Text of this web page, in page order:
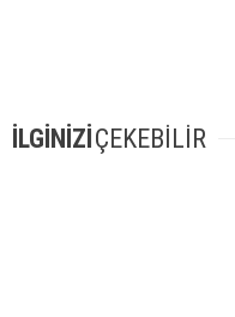
İLGİNİZİÇEKEBİLİR